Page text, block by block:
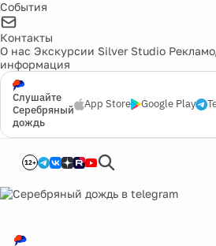
События
Контакты
О нас Экскурсии Silver Studio
информация
Слушайте
Серебряный
дождь
App Store Google Play
12+